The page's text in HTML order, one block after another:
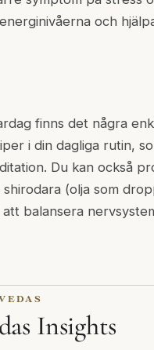
och
finns det några
i din dagliga rutin,
Du kan också
(olja som
balansera
Insights